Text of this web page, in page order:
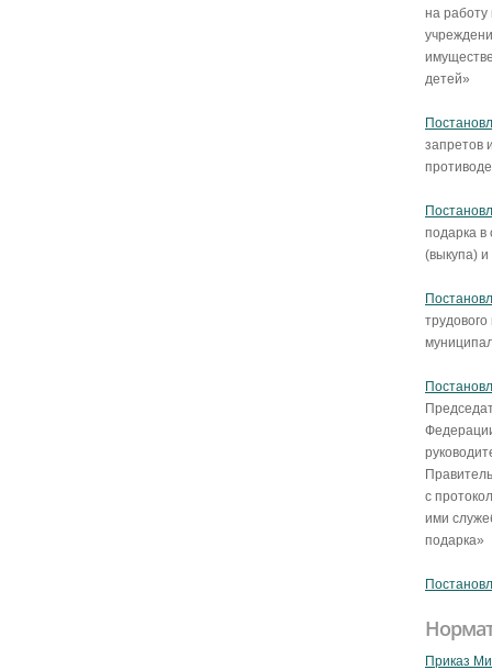
на работу
детей»
запретов
подарка
(выкупа)
с
ими
подарка»
Приказ